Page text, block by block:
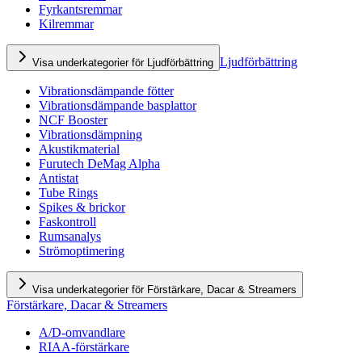
Fyrkantsremmar
Kilremmar
Visa underkategorier för Ljudförbättring Ljudförbättring
Vibrationsdämpande fötter
Vibrationsdämpande basplattor
NCF Booster
Vibrationsdämpning
Akustikmaterial
Furutech DeMag Alpha
Antistat
Tube Rings
Spikes & brickor
Faskontroll
Rumsanalys
Strömoptimering
Visa underkategorier för Förstärkare, Dacar & Streamers
Förstärkare, Dacar & Streamers
A/D-omvandlare
RIAA-förstärkare